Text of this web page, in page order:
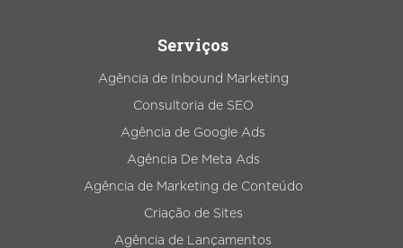
Serviços
Agência de Inbound Marketing
Consultoria de SEO
Agência de Google Ads
Agência De Meta Ads
Agência de Marketing de Conteúdo
Criação de Sites
Agência de Lançamentos